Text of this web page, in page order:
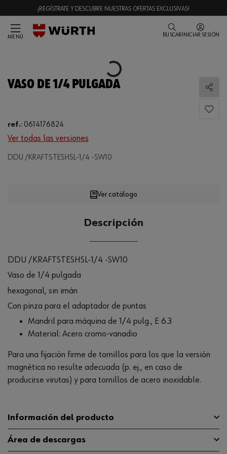
¡REGÍSTRATE Y DESCUBRE NUESTRAS OFERTAS EXCLUSIVAS!
MENÚ BUSCAR INICIAR SESIÓN
Loading...
VASO DE 1/4 PULGADA
ref.: 0614176824
Ver todas las versiones
DDU /KRAFTSTESHSL-1/4 -SW10
Loading...
Ver catálogo
Descripción
DDU /KRAFTSTESHSL-1/4 -SW10
Vaso de 1/4 pulgada
hexagonal, sin imán
Con pinza para el adaptador de puntas
Mandril para máquina de 1/4 pulg., E 6.3
Material: Acero cromo-vanadio
Para una fijación firme de tornillos para los que la versión
magnética no resulte adecuada (p. ej., en caso de
producirse virutas) y para tornillos de acero inoxidable.
Información del producto
Material CR-V-ST
Área de descargas